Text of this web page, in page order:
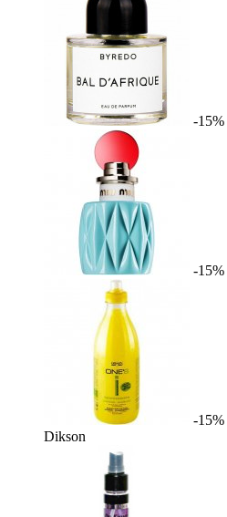
-15%
-15%
-15%
Dikson